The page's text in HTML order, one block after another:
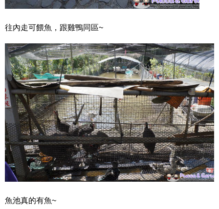
往內走可餵魚，跟雞鴨同區~
魚池真的有魚~